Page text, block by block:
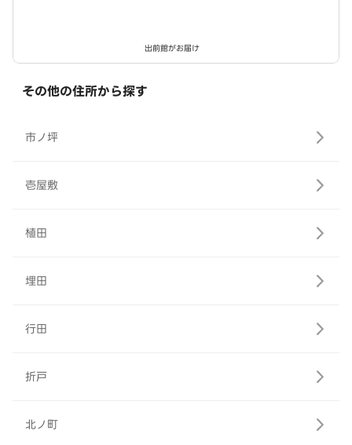
出前館がお届け
その他の住所から探す
市ノ坪
壱屋敷
植田
埋田
行田
折戸
北ノ町